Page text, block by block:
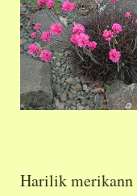
Harilik merikann